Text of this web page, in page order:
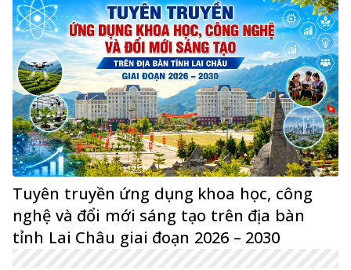
Tuyên truyền ứng dụng khoa học, công
nghệ và đổi mới sáng tạo trên địa bàn
tỉnh Lai Châu giai đoạn 2026 – 2030